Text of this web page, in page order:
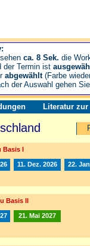
Literatur zur
Basis I
11. Dez. 2026 22.
Basis II
21. Mai 2027
ca. 8 Sek. die
der Termin ist
abgewählt(Farbe
der Auswahl gehen